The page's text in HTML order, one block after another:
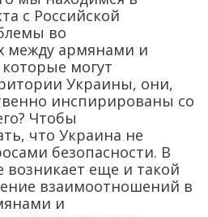
с Российской
во
между армянами и
могут
Украины, они,
инспирированы со
Чтобы
что Украина не
безопасности. В
возникает еще и такой
взаимоотношений в
и